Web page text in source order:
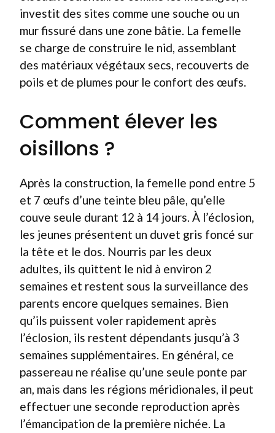
investit des sites comme une souche ou un
mur fissuré dans une zone bâtie. La femelle
se charge de construire le nid, assemblant
des matériaux végétaux secs, recouverts de
poils et de plumes pour le confort des œufs.
Comment élever les
oisillons ?
Après la construction, la femelle pond entre 5
et 7 œufs d’une teinte bleu pâle, qu’elle
couve seule durant 12 à 14 jours. À l’éclosion,
les jeunes présentent un duvet gris foncé sur
la tête et le dos. Nourris par les deux
adultes, ils quittent le nid à environ 2
semaines et restent sous la surveillance des
parents encore quelques semaines. Bien
qu’ils puissent voler rapidement après
l’éclosion, ils restent dépendants jusqu’à 3
semaines supplémentaires. En général, ce
passereau ne réalise qu’une seule ponte par
an, mais dans les régions méridionales, il peut
effectuer une seconde reproduction après
l’émancipation de la première nichée. La